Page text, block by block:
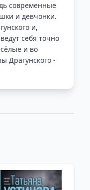
современные
и девчонки.
и,
себя точно
и во
Драгунского -